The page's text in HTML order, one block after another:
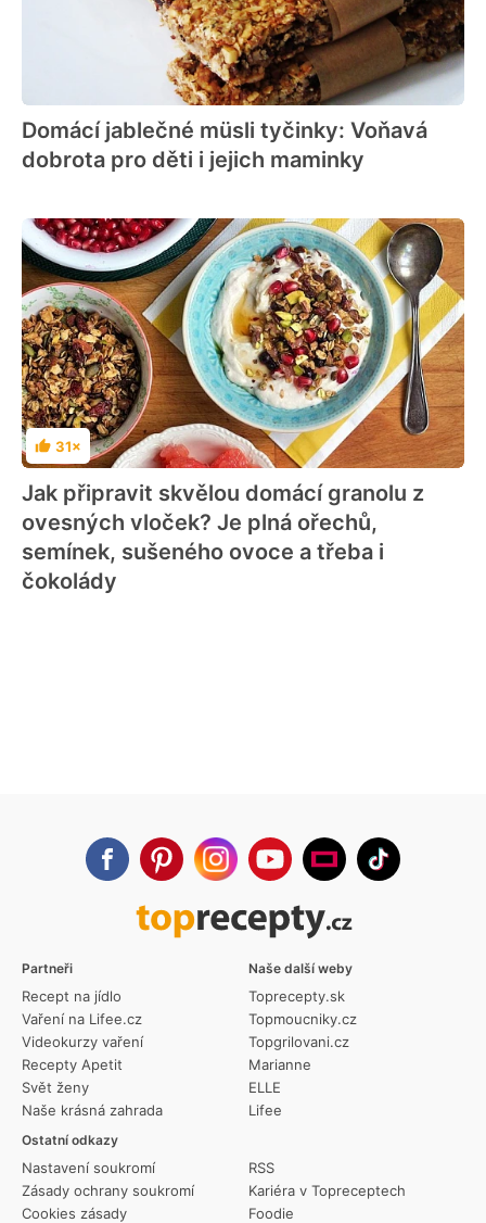
Domácí jablečné müsli tyčinky: Voňavá
dobrota pro děti i jejich maminky
Hodnocení
31×
Jak připravit skvělou domácí granolu z
ovesných vloček? Je plná ořechů,
semínek, sušeného ovoce a třeba i
čokolády
Partneři
Recept na jídlo
Vaření na Lifee.cz
Videokurzy vaření
Recepty Apetit
Svět ženy
Naše krásná zahrada
Ostatní odkazy
Nastavení soukromí
Zásady ochrany soukromí
Cookies zásady
RSS
Kariéra v Topreceptech
Foodie
Naše další weby
Toprecepty.sk
Topmoucniky.cz
Topgrilovani.cz
Marianne
ELLE
Lifee